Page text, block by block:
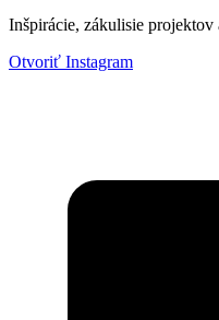
Inšpirácie, zákulisie
Otvoriť Instagram